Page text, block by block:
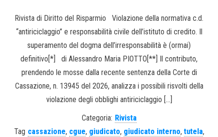
Rivista di Diritto del Risparmio Violazione della normativa c.d.
“antiriciclaggio” e responsabilità civile dell’istituto di credito. Il
superamento del dogma dell’irresponsabilità è (ormai)
definitivo[*] di Alessandro Maria PIOTTO[**] Il contributo,
prendendo le mosse dalla recente sentenza della Corte di
Cassazione, n. 13945 del 2026, analizza i possibili risvolti della
violazione degli obblighi antiriciclaggio […]
Categoria: Rivista
Tag cassazione, cgue, giudicato, giudicato interno, tutela,